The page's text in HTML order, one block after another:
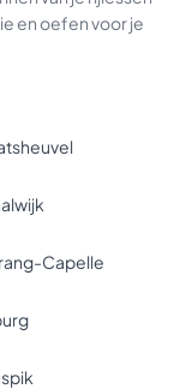
en oefen voor je
Capelle